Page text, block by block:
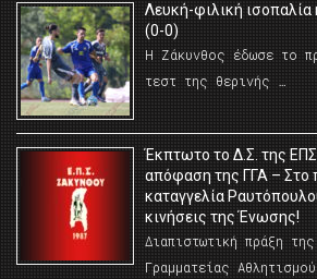
Λευκή-φιλική
(0-0)
Η Ζάκυνθος έδωσε το
τεστ της θερινής …
Έκπτωτο το Δ.Σ. της
απόφαση της ΓΓΑ – Στο
καταγγελία
κινήσεις της Ένωσης!
Διαπιστωτική πράξη
Γραμματείας